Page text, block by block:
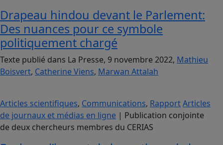
Drapeau hindou devant le Parlement:
Des nuances pour ce symbole
politiquement chargé
Texte publié dans La Presse, 9 novembre 2022, Mathieu
Boisvert, Catherine Viens, Marwan Attalah
Articles scientifiques, Communications, RapportArticles
de journaux et médias en ligne | Publication conjointe
de deux chercheurs membres du CERIAS